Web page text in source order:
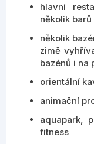
hlavní
několik barů
několik
zimě
bazénů i na
orientální
animační
aquapark,
fitness